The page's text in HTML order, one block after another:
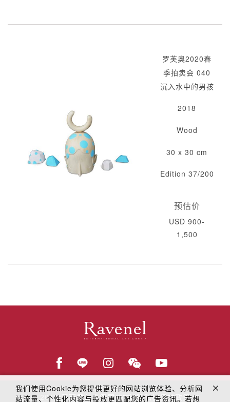
罗芙奥2020春
季拍卖会 040
沉入水中的男孩
2018
Wood
30 x 30 cm
Edition 37/200
预估价
USD 900-
1,500
© 2018罗芙奥艺术集团 在线隐私权保护政策
我们使用Cookie为您提供更好的网站浏览体验、分析网
站流量、个性化内容与投放更匹配您的广告资讯。若想